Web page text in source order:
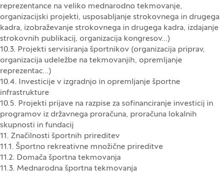
reprezentance na veliko mednarodno tekmovanje,
organizacijski projekti, usposabljanje strokovnega in drugega
kadra, izobraževanje strokovnega in drugega kadra, izdajanje
strokovnih publikacij, organizacija kongresov...)
10.3. Projekti servisiranja športnikov (organizacija priprav,
organizacija udeležbe na tekmovanjih, opremljanje
reprezentac...)
10.4. Investicije v izgradnjo in opremljanje športne
infrastrukture
10.5. Projekti prijave na razpise za sofinanciranje investicij in
programov iz državnega proračuna, proračuna lokalnih
skupnosti in fundacij
11. Značilnosti športnih prireditev
11.1. Športno rekreativne množične prireditve
11.2. Domača športna tekmovanja
11.3. Mednarodna športna tekmovanja